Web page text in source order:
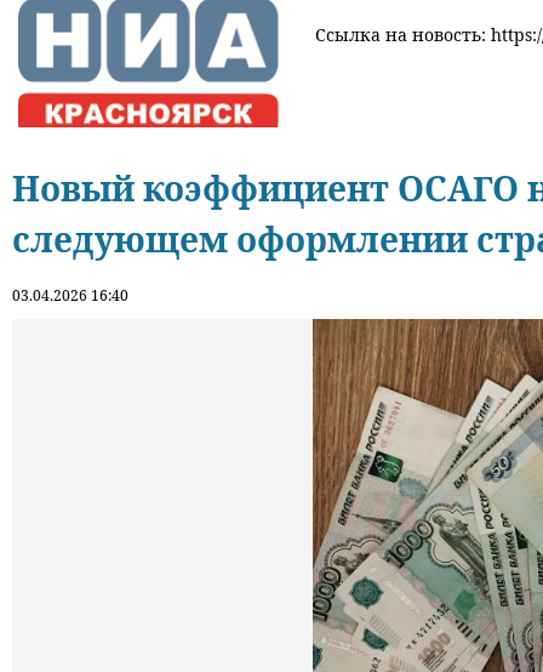
Ссылка на новость:
Новый коэффициент ОСАГО
следующем оформлении
03.04.2026 16:40